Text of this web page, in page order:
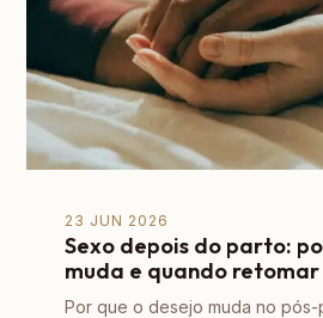
23 JUN 2026
Sexo depois do parto:
muda e quando retomar
Por que o desejo muda no